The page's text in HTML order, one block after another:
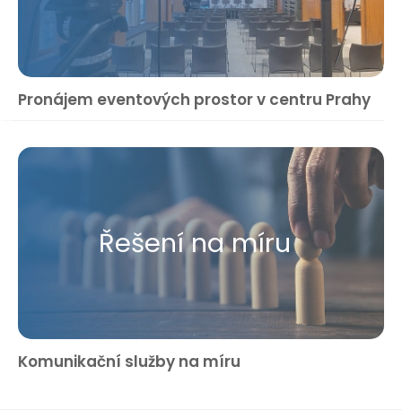
Pronájem eventových prostor v centru Prahy
Řešení na míru
Komunikační služby na míru